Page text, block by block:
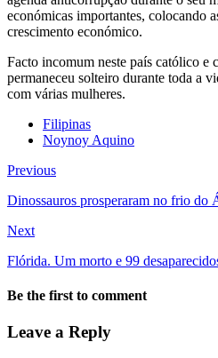
económicas importantes, colocando
crescimento económico.
Facto incomum neste país católico e
permaneceu solteiro durante toda a
com várias mulheres.
Filipinas
Noynoy Aquino
Previous
Dinossauros prosperaram no frio do
Next
Flórida. Um morto e 99
Be the first to comment
Leave a Reply